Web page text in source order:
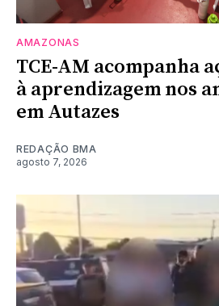
AMAZONAS
TCE-AM acompanha
à aprendizagem nos
em Autazes
REDAÇÃO BMA
agosto 7, 2026